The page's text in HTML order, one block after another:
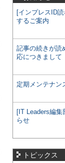
[インプレスID
するご案内
記事の続きが読
応につきまして
定期メンテナン
[IT Leaders編
らせ
トピックス